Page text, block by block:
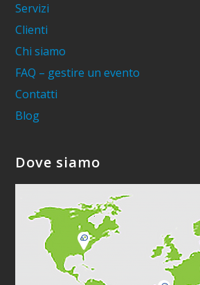
Servizi
Clienti
Chi siamo
FAQ – gestire un evento
Contatti
Blog
Dove siamo